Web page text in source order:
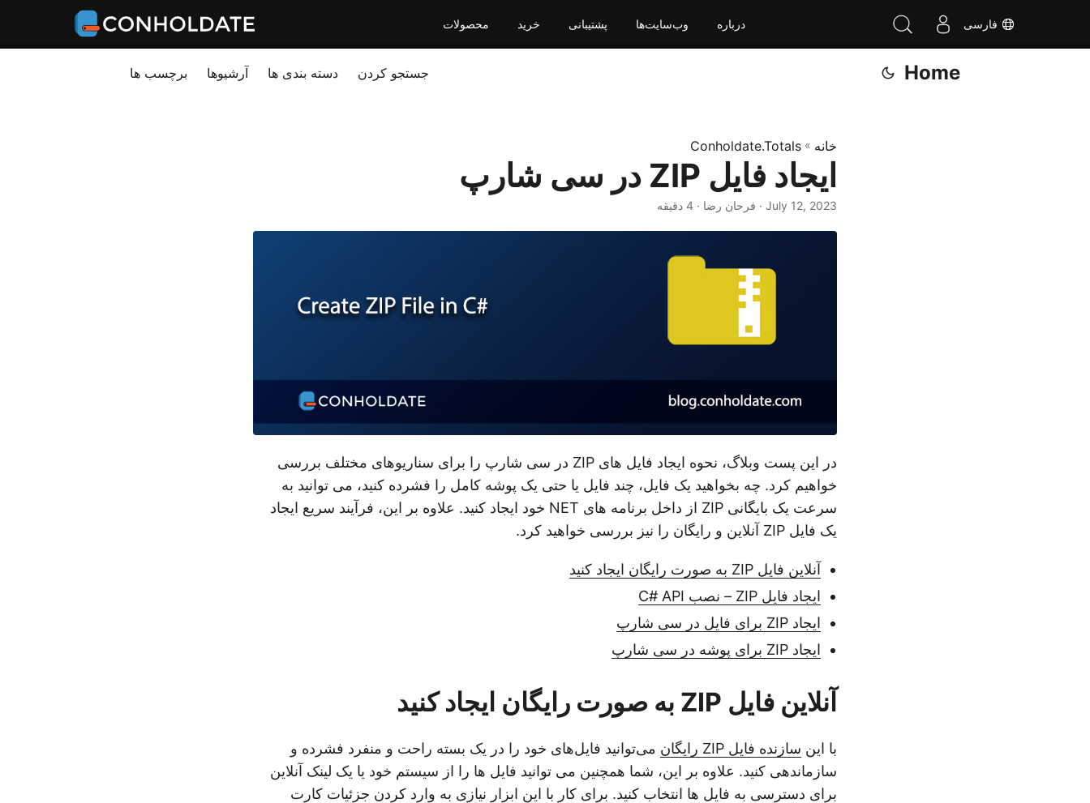
فارسی محصولات خرید پشتیبانی وب‌سایت‌ها درباره
Home جستجو کردن دسته بندی ها آرشیوها برچسب ها
خانه »
Conholdate.Totals
ایجاد فایل ZIP در سی شارپ
July 12, 2023
در این پست وبلاگ، نحوه ایجاد فایل های ZIP در سی شارپ را برای سناریوهای مختلف بررسی
خواهیم کرد. چه بخواهید یک فایل، چند فایل یا حتی یک پوشه کامل را فشرده کنید، می توانید به
سرعت یک بایگانی ZIP از داخل برنامه های NET خود ایجاد کنید. علاوه بر این، فرآیند سریع ایجاد
یک فایل ZIP آنلاین و رایگان را نیز بررسی خواهید کرد.
آنلاین فایل ZIP به صورت رایگان ایجاد کنید
ایجاد فایل ZIP – نصب C# API
ایجاد ZIP برای فایل در سی شارپ
ایجاد ZIP برای پوشه در سی شارپ
آنلاین فایل ZIP به صورت رایگان ایجاد کنید
با این سازنده فایل ZIP رایگان
می‌توانید فایل‌های خود را در یک بسته راحت و منفرد فشرده و
سازماندهی کنید. علاوه بر این، شما همچنین می توانید فایل ها را از سیستم خود یا یک لینک آنلاین
برای دسترسی به فایل ها انتخاب کنید. برای کار با این ابزار نیازی به وارد کردن جزئیات کارت